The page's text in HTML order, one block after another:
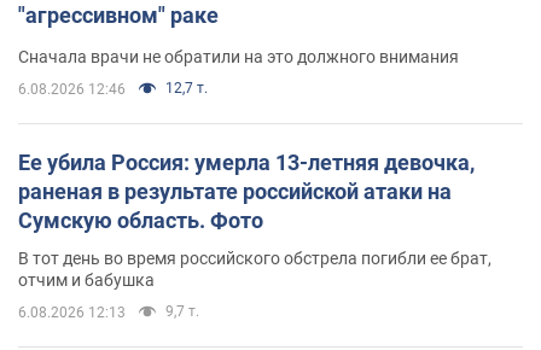
"агрессивном" раке
Сначала врачи не обратили на это должного внимания
6.08.2026 12:46 12,7 т.
Ее убила Россия: умерла 13-летняя девочка,
раненая в результате российской атаки на
Сумскую область. Фото
В тот день во время российского обстрела погибли ее брат,
отчим и бабушка
6.08.2026 12:13 9,7 т.